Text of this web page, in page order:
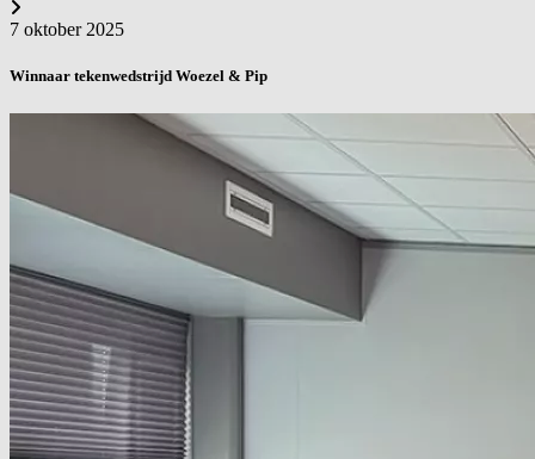
7 oktober 2025
Winnaar tekenwedstrijd Woezel & Pip